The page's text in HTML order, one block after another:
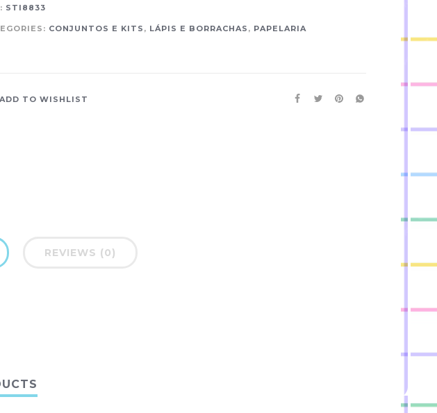
STI8833
CONJUNTOS E KITS , LÁPIS E BORRACHAS , PAPELARIA
ADD TO WISHLIST
REVIEWS (0)